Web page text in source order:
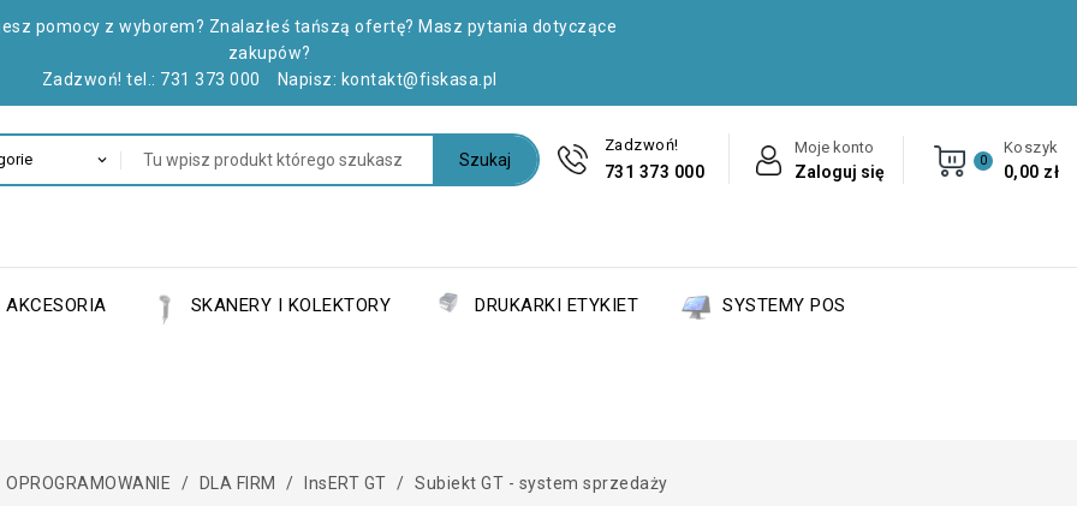
pomocy z wyborem? Znalazłeś tańszą ofertę? Masz pytania dotyczące
zakupów?
Zadzwoń! tel.: 731 373 000 Napisz: kontakt@fiskasa.pl
0
Koszyk
0,00 zł
Moje konto
Zaloguj się
Zadzwoń!
731 373 000
Szukaj
AKCESORIA SKANERY I KOLEKTORY DRUKARKI ETYKIET SYSTEMY POS
OPROGRAMOWANIE DLA FIRM InsERT GT Subiekt GT - system sprzedaży